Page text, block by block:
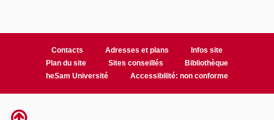
Contacts Adresses et plans
Infos site
Plan du site
Sites conseillés
Bibliothèque
heSam Université
Accessibilité: non conforme